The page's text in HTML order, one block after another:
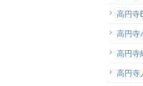
高円寺
高円寺
高円寺
高円寺